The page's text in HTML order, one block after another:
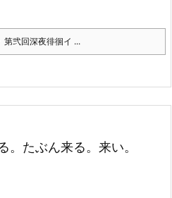
第弐回深夜徘徊イ ...
。たぶん来る。来い。